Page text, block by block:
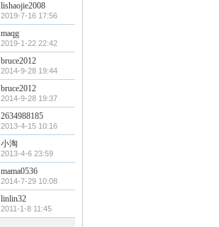
lishaojie2008
2019-7-16 17:56
maqg
2019-1-22 22:42
bruce2012
2014-9-28 19:44
bruce2012
2014-9-28 19:37
2634988185
2013-4-15 10:16
小淘
2013-4-6 23:59
mama0536
2014-7-29 10:08
linlin32
2011-1-8 11:45